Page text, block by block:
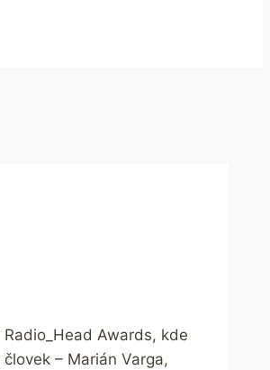
Awards, kde
– Marián Varga,